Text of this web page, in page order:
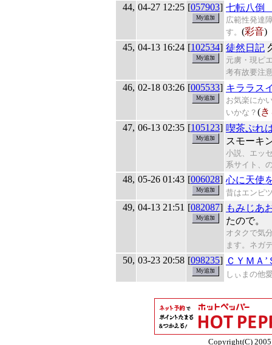
44, 04-27 12:25 [057903] 七転八倒
広範性発達
す。 (彩音)
45, 04-13 16:24 [102534] 徒然日記
元虜・現ピ
考有故要注
46, 02-18 03:26 [005533] キララス
お気楽にか
いかな？ (
47, 06-13 02:35 [105123] 喫茶ぷれ
スモーキ
小説、エッ
系サイト、
48, 05-26 01:43 [006028] 心に天使
昔はエンピ
49, 04-13 21:51 [082087] もみじあ
たので。
オタクで気
ます。ネガ
50, 03-23 20:58 [098235] ＣＹＭＡ
しぃまの他
Copyright(C)